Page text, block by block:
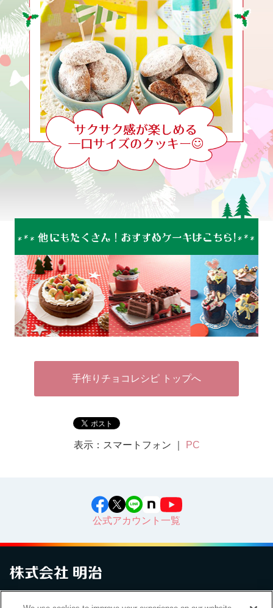
手作りチョコレシピ トップへ
表示：スマートフォン ｜ PC
公式アカウント一覧
お問い合わせ サイトマップ 個人情報保護について 電子公告